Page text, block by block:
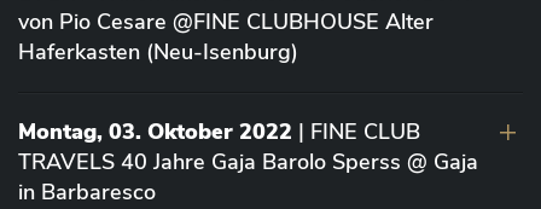
von Pio Cesare @FINE CLUBHOUSE Alter
Haferkasten (Neu-Isenburg)
Montag, 03. Oktober 2022 | FINE CLUB
TRAVELS 40 Jahre Gaja Barolo Sperss @ Gaja
in Barbaresco